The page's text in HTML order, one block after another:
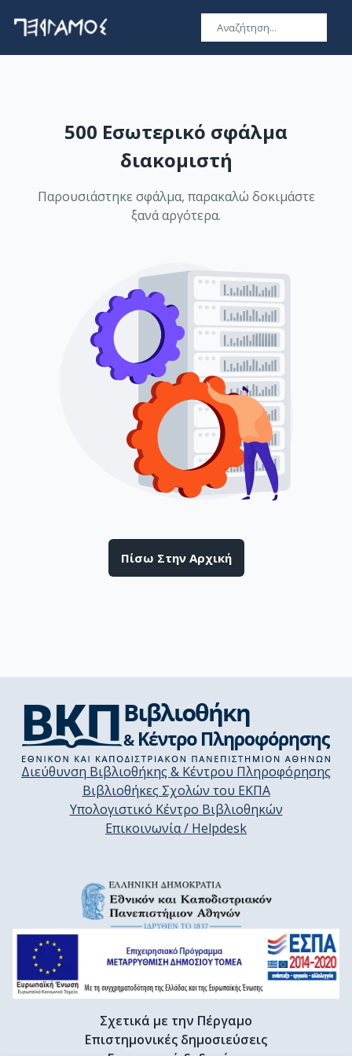
500 Εσωτερικό σφάλμα
διακομιστή
Παρουσιάστηκε σφάλμα, παρακαλώ δοκιμάστε
ξανά αργότερα.
Πίσω Στην Αρχική
Διεύθυνση Βιβλιοθήκης & Κέντρου Πληροφόρησης
Βιβλιοθήκες Σχολών του ΕΚΠΑ
Υπολογιστικό Κέντρο Βιβλιοθηκών
Επικοινωνία / Helpdesk
Σχετικά με την Πέργαμο
Επιστημονικές δημοσιεύσεις